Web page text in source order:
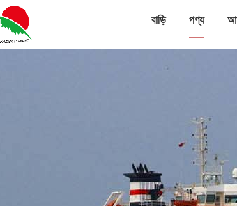
বাড়ি পণ্য